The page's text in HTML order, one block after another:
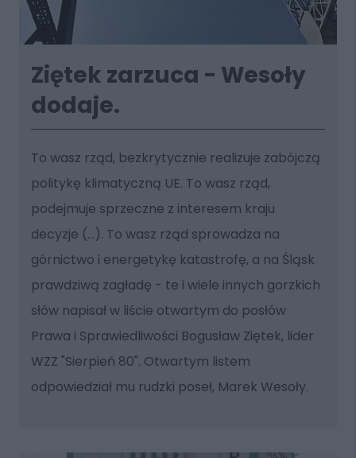
Ziętek zarzuca - Wesoły
dodaje.
To wasz rząd, bezkrytycznie realizuje zabójczą
politykę klimatyczną UE. To wasz rząd,
podejmuje sprzeczne z interesem kraju
decyzje (...). To wasz rząd sprowadza na
górnictwo i energetykę katastrofę, a na Śląsk
prawdziwą zagładę - te i wiele innych gorzkich
słów napisał w liście otwartym do posłów
Prawa i Sprawiedliwości Bogusław Ziętek, lider
WZZ "Sierpień 80". Otwartym listem
odpowiedział mu rudzki poseł, Marek Wesoły.